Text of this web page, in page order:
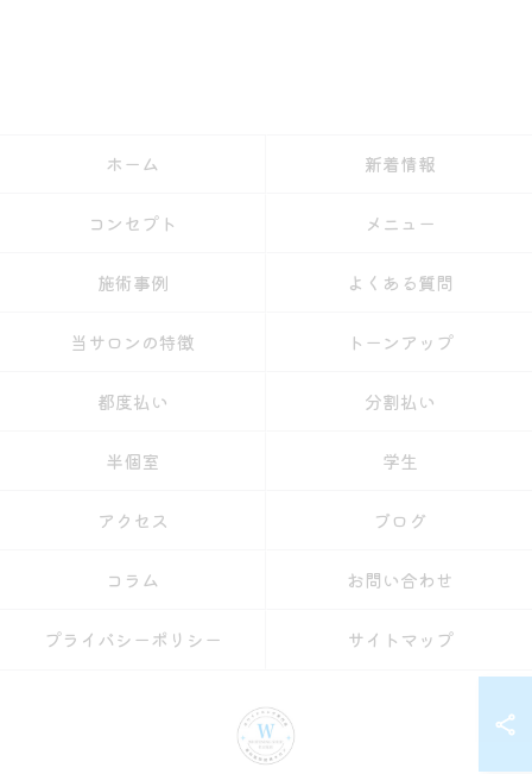
ホーム 新着情報
コンセプト メニュー
施術事例 よくある質問
当サロンの特徴 トーンアップ
都度払い 分割払い
半個室 学生
アクセス ブログ
コラム お問い合わせ
プライバシーポリシー サイトマップ